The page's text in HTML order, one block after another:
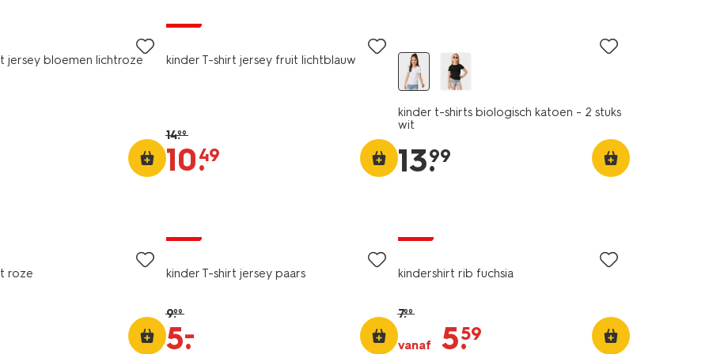
jersey bloemen lichtroze kinder T-shirt jersey fruit lichtblauw
14.99
10.
49
kinder t-shirts biologisch katoen - 2 stuks
wit
13.
99
roze kinder T-shirt jersey paars
9.99
5.
–
kindershirt rib fuchsia
7.99
vanaf 5.
59